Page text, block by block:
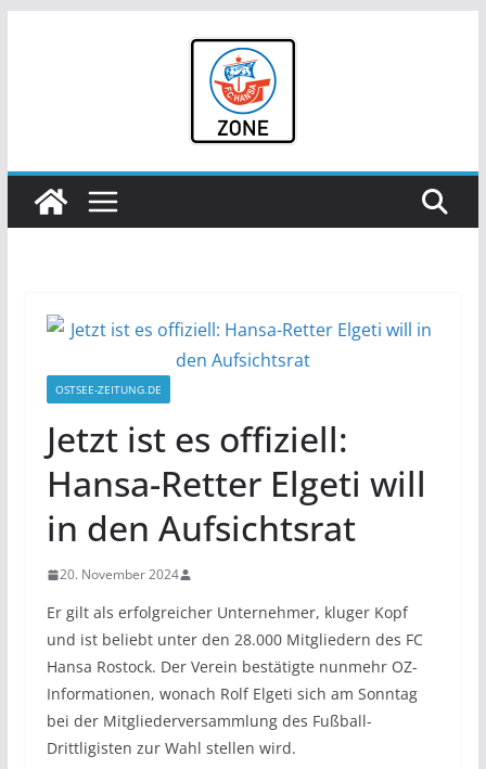
OSTSEE-ZEITUNG.DE
Jetzt ist es offiziell:
Hansa-Retter Elgeti will
in den Aufsichtsrat
20. November 2024
Er gilt als erfolgreicher Unternehmer, kluger Kopf
und ist beliebt unter den 28.000 Mitgliedern des FC
Hansa Rostock. Der Verein bestätigte nunmehr OZ-
Informationen, wonach Rolf Elgeti sich am Sonntag
bei der Mitgliederversammlung des Fußball-
Drittligisten zur Wahl stellen wird.